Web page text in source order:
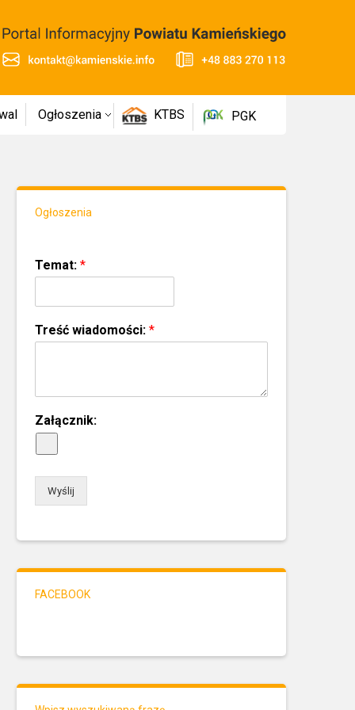
Ogłoszenia KTBS PGK
Ogłoszenia
Temat: *
Treść wiadomości: *
Załącznik:
Wyślij
FACEBOOK